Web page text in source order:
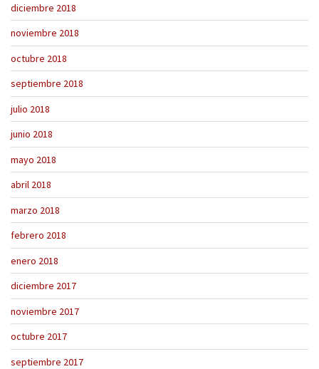
diciembre 2018
noviembre 2018
octubre 2018
septiembre 2018
julio 2018
junio 2018
mayo 2018
abril 2018
marzo 2018
febrero 2018
enero 2018
diciembre 2017
noviembre 2017
octubre 2017
septiembre 2017